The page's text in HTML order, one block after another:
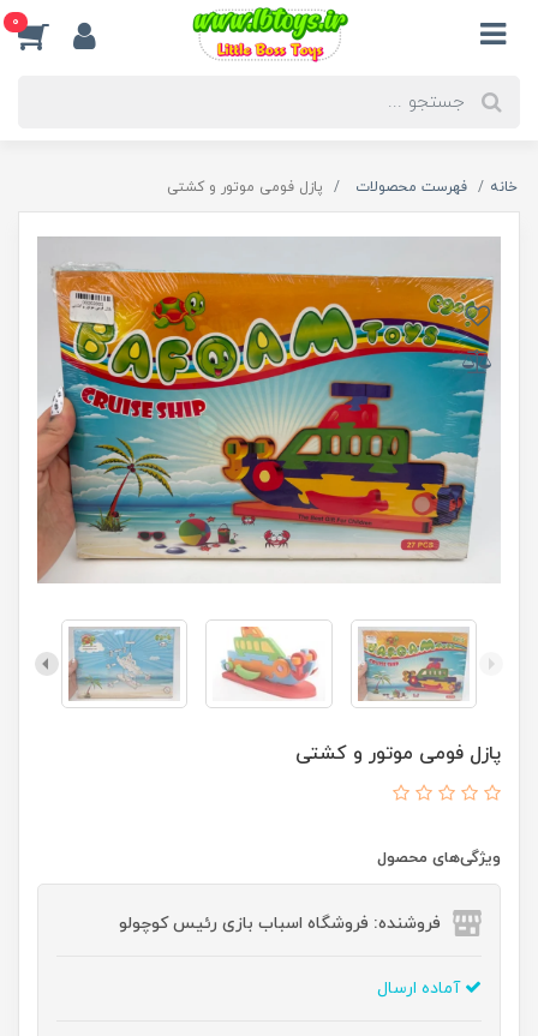
0
خانه فهرست محصولات پازل فومی موتور و کشتی
پازل فومی موتور و کشتی
ویژگی‌های محصول
فروشنده: فروشگاه اسباب بازی رئیس کوچولو
آماده ارسال